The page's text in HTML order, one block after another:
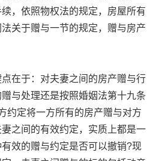
，依照物权法的规定，房屋所有
关于赠与一节的规定，赠与房产
在于：对夫妻之间的房产赠与行
与处理还是按照婚姻法第十九条
约定将一方所有的房产赠与对方
之间的有效约定，实质上都是一
效的赠与约定是否可以撤销?现